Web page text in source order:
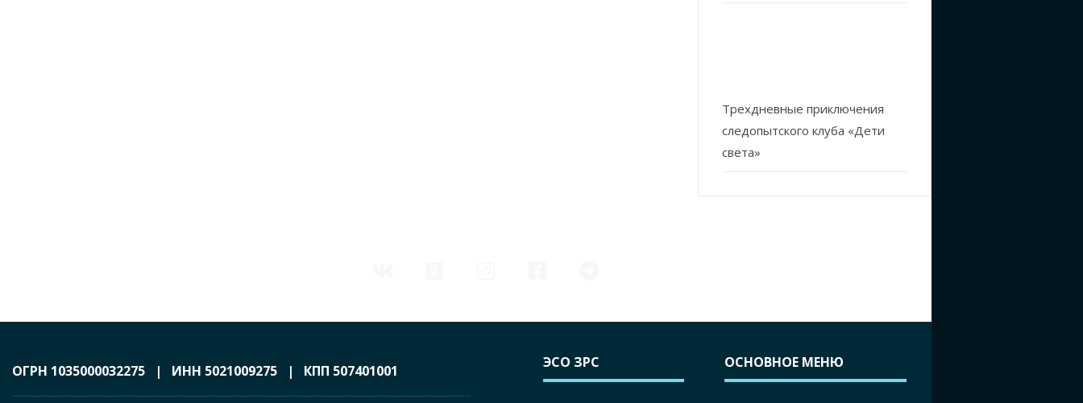
Трехдневные приключения
следопытского клуба «Дети
света»
ОГРН 1035000032275 | ИНН 5021009275 | КПП 507401001 ЭСО ЗРС ОСНОВНОЕ МЕНЮ